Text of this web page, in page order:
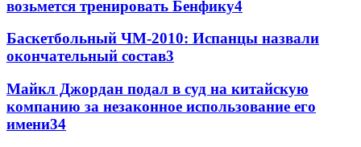
возьмется тренировать Бенфику4
Баскетбольный ЧМ-2010: Испанцы назвали
окончательный состав3
Майкл Джордан подал в суд на китайскую
компанию за незаконное использование его
имени34